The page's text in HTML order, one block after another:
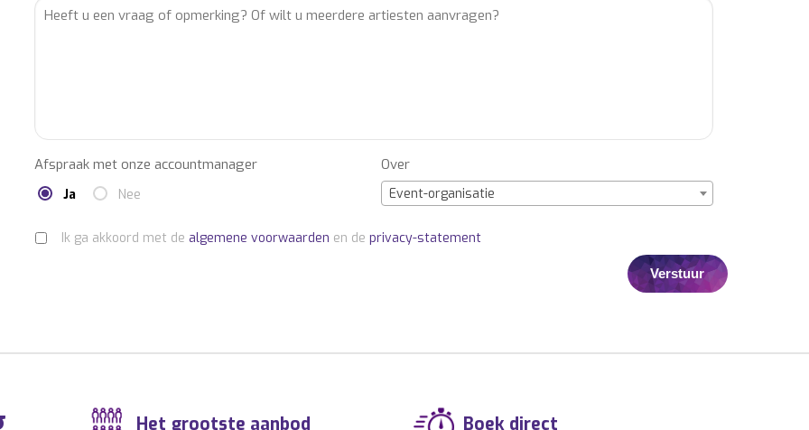
Afspraak met onze accountmanager
Ja Nee
Over
Event-organisatie
Ik ga akkoord met de algemene voorwaarden en de privacy-statement
Het grootste aanbod Boek direct